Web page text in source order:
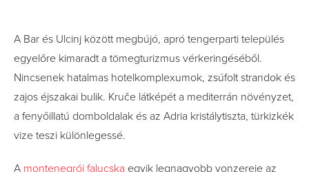
A Bar és Ulcinj között megbújó, apró tengerparti település
egyelőre kimaradt a tömegturizmus vérkeringéséből.
Nincsenek hatalmas hotelkomplexumok, zsúfolt strandok és
zajos éjszakai bulik. Kruče látképét a mediterrán növényzet,
a fenyőillatú domboldalak és az Adria kristálytiszta, türkizkék
vize teszi különlegessé.
A montenegrói falucska egyik legnagyobb vonzereje az